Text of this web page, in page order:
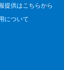
提供はこちらから
について